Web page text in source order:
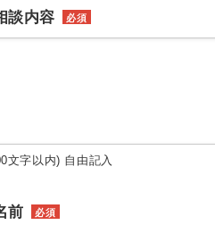
談内容 必須
文字以内) 自由記入
前 必須